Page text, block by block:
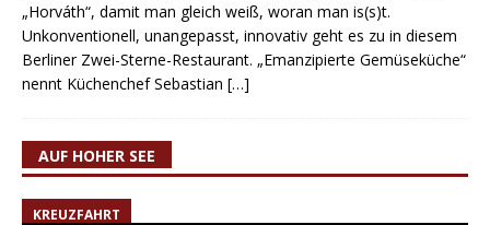
„Horváth“, damit man gleich weiß, woran man is(s)t.
Unkonventionell, unangepasst, innovativ geht es zu in diesem
Berliner Zwei-Sterne-Restaurant. „Emanzipierte Gemüseküche“
nennt Küchenchef Sebastian […]
AUF HOHER SEE
KREUZFAHRT